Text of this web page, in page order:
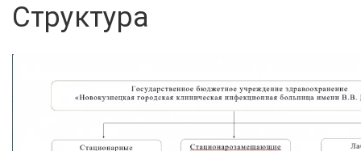
Структура